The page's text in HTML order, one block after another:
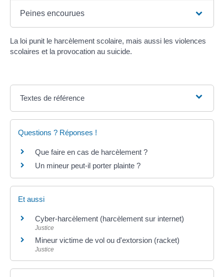
Peines encourues
La loi punit le harcèlement scolaire, mais aussi les violences
scolaires et la provocation au suicide.
Textes de référence
Questions ? Réponses !
Que faire en cas de harcèlement ?
Un mineur peut-il porter plainte ?
Et aussi
Cyber-harcèlement (harcèlement sur internet)
Justice
Mineur victime de vol ou d'extorsion (racket)
Justice